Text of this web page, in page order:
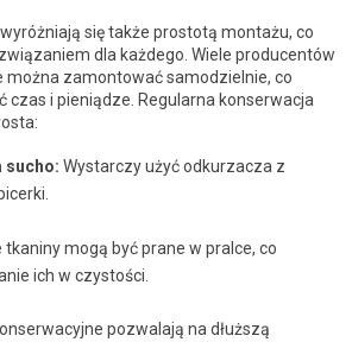
się także prostotą montażu, co
dla każdego. Wiele producentów
można zamontować samodzielnie, co
czas i pieniądze. Regularna konserwacja
sucho: Wystarczy użyć odkurzacza z
tkaniny mogą być prane w pralce, co
ich w czystości.
pozwalają na dłuższą